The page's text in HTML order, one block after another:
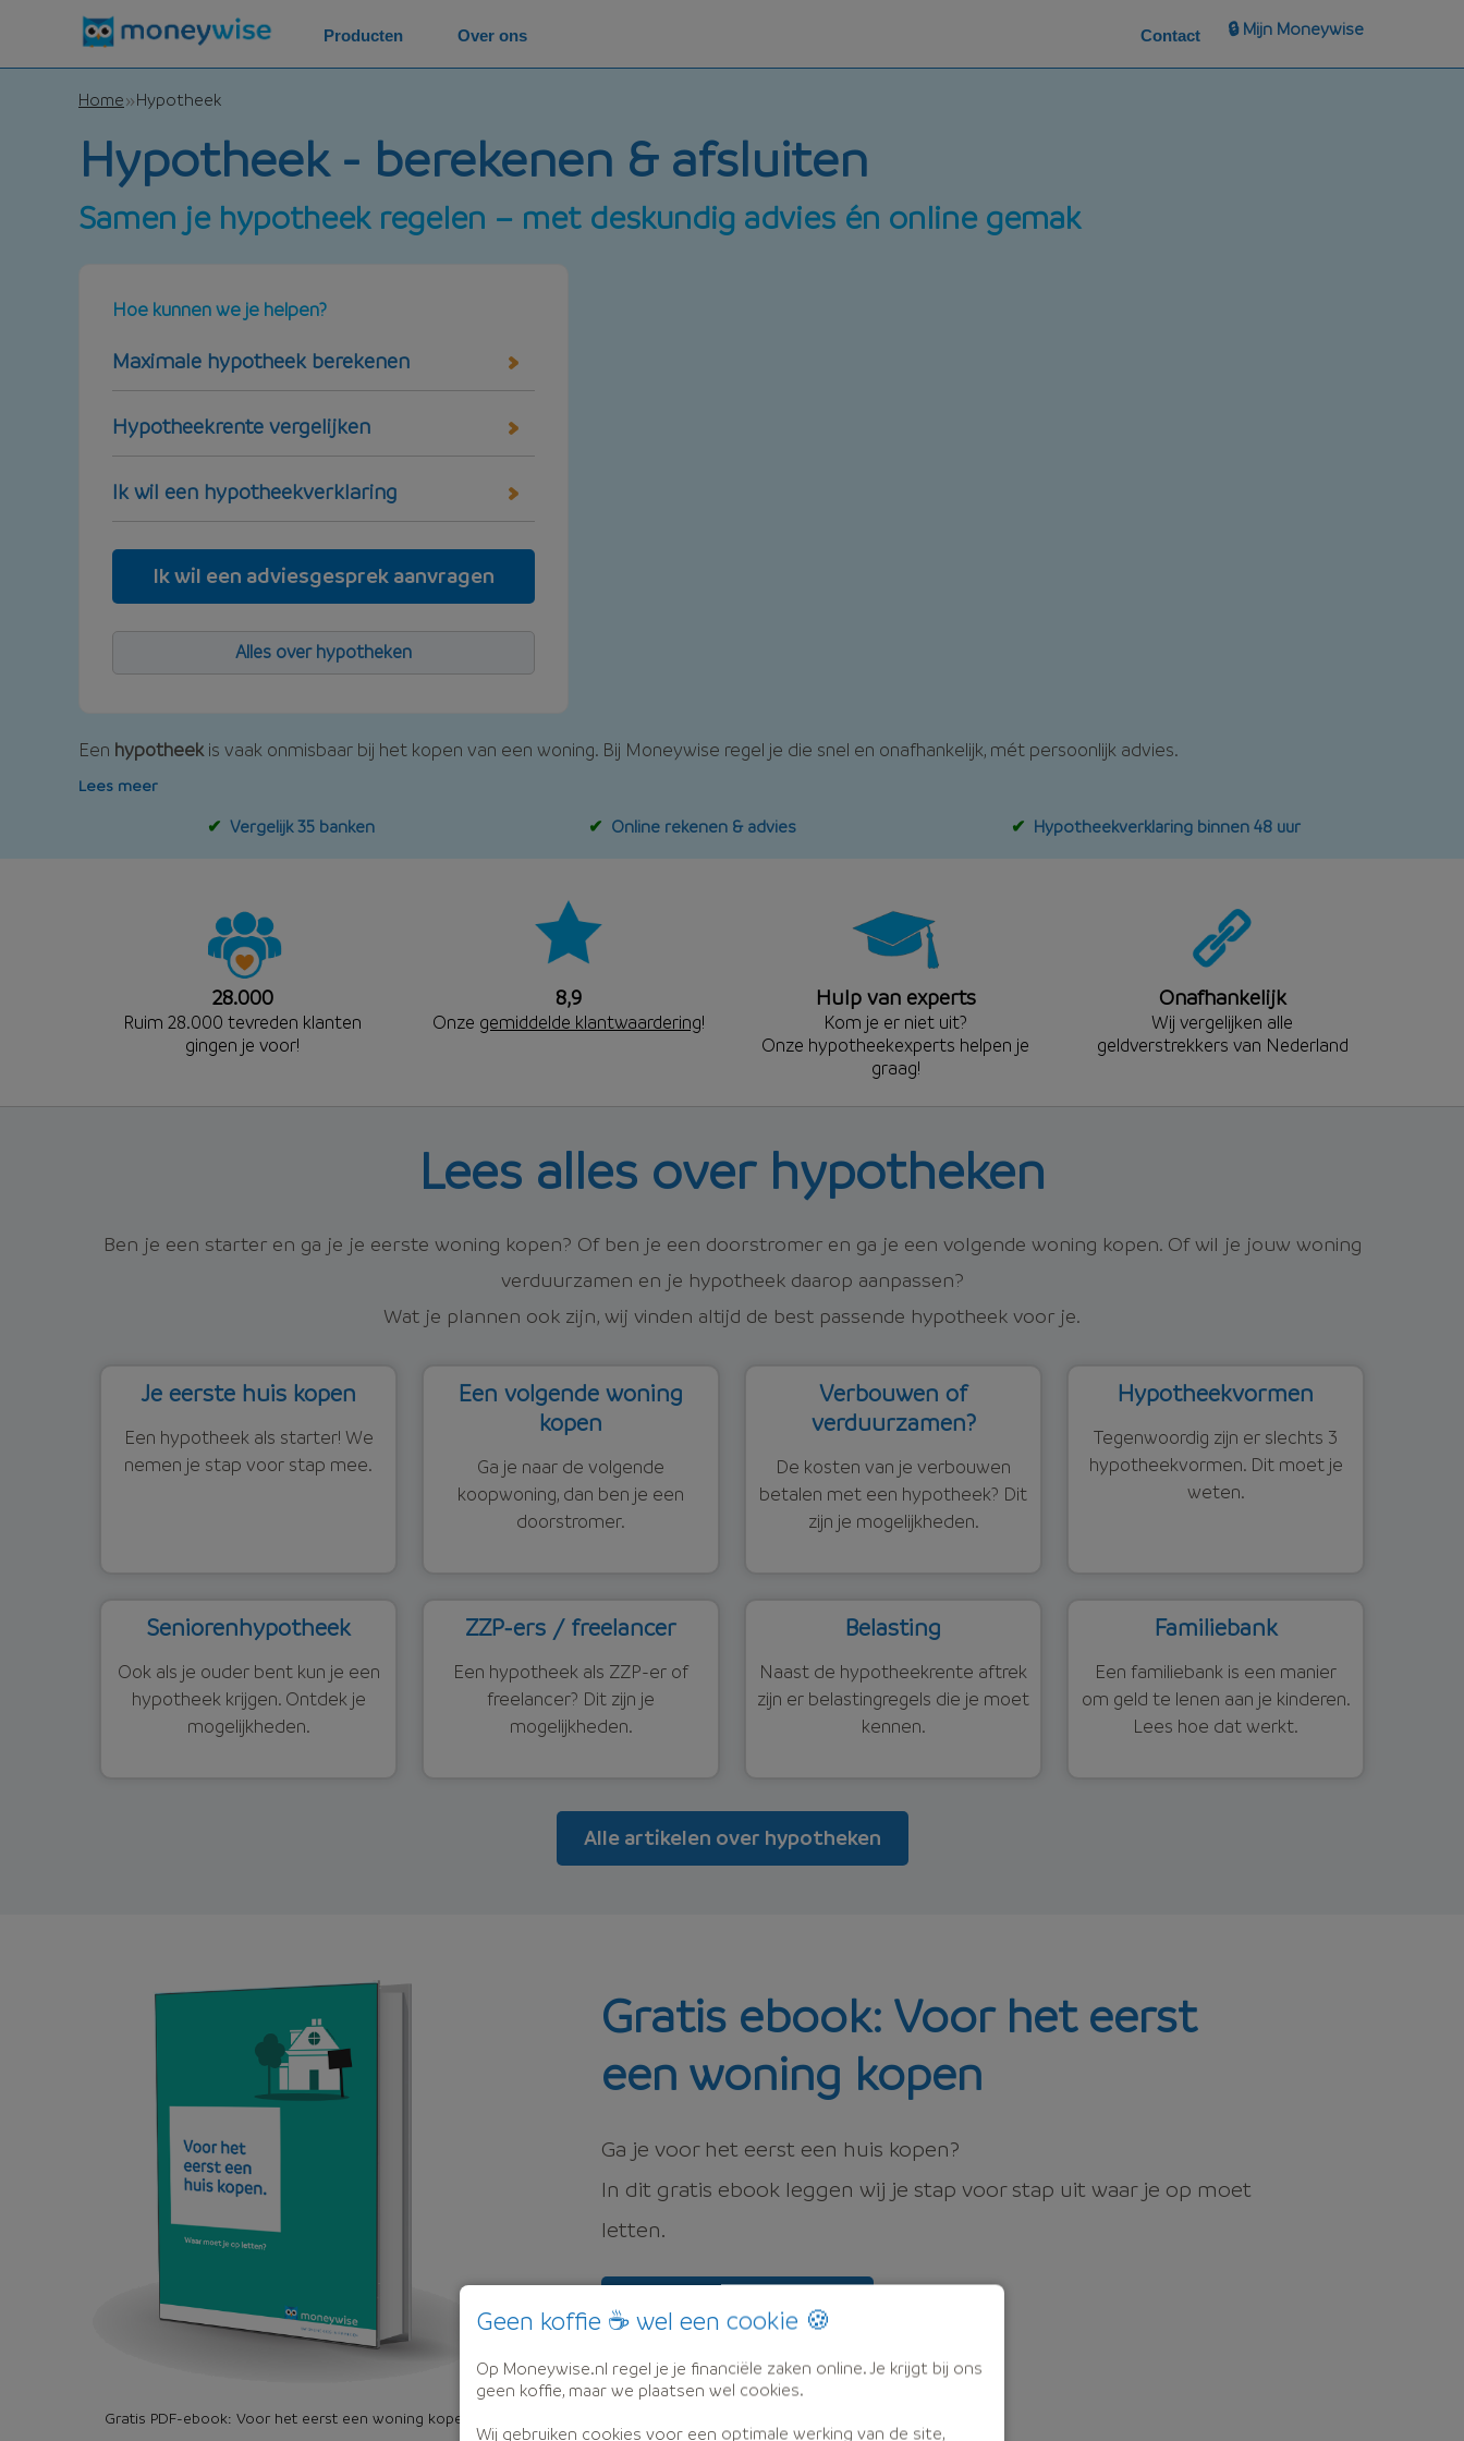
Home Hypotheek
Hypotheek - berekenen & afsluiten
Samen je hypotheek regelen – met deskundig advies én online gemak
Een hypotheek is vaak onmisbaar bij het kopen van een woning. Bij Moneywise regel je die snel en onafhankelijk, mét persoonlijk advies.
Lees meer
Vergelijk 35 banken Online rekenen & advies Hypotheekverklaring binnen 48 uur
Hoe kunnen we je helpen?
Maximale hypotheek berekenen
Hypotheekrente vergelijken
Ik wil een hypotheekverklaring
Ik wil een adviesgesprek aanvragen
Alles over hypotheken
28.000
Ruim 28.000 tevreden klanten
gingen je voor!
8,9
Onze gemiddelde klantwaardering!
Hulp van experts
Kom je er niet uit?
Onze hypotheekexperts helpen je
graag!
Onafhankelijk
Wij vergelijken alle
geldverstrekkers van Nederland
Lees alles over hypotheken
Ben je een starter en ga je je eerste woning kopen? Of ben je een doorstromer en ga je een volgende woning kopen. Of wil je jouw woning
verduurzamen en je hypotheek daarop aanpassen?
Wat je plannen ook zijn, wij vinden altijd de best passende hypotheek voor je.
Je eerste huis kopen
Een hypotheek als starter! We
nemen je stap voor stap mee.
Een volgende woning
kopen
Ga je naar de volgende
koopwoning, dan ben je een
doorstromer.
Verbouwen of
verduurzamen?
De kosten van je verbouwen
betalen met een hypotheek? Dit
zijn je mogelijkheden.
Hypotheekvormen
Tegenwoordig zijn er slechts 3
hypotheekvormen. Dit moet je
weten.
Seniorenhypotheek
Ook als je ouder bent kun je een
hypotheek krijgen. Ontdek je
mogelijkheden.
ZZP-ers / freelancer
Een hypotheek als ZZP-er of
freelancer? Dit zijn je
mogelijkheden.
Belasting
Naast de hypotheekrente aftrek
zijn er belastingregels die je moet
kennen.
Familiebank
Een familiebank is een manier
om geld te lenen aan je kinderen.
Lees hoe dat werkt.
Alle artikelen over hypotheken
Gratis PDF-ebook: Voor het eerst een woning kopen
Gratis ebook: Voor het eerst
een woning kopen
Ga je voor het eerst een huis kopen?
In dit gratis ebook leggen wij je stap voor stap uit waar je op moet
letten.
Producten Over ons Contact 🔒 Mijn Moneywise
Geen koffie ☕ wel een cookie 🍪
Op Moneywise.nl regel je je financiële zaken online. Je krijgt bij ons
geen koffie, maar we plaatsen wel cookies.
Wij gebruiken cookies voor een optimale werking van de site,